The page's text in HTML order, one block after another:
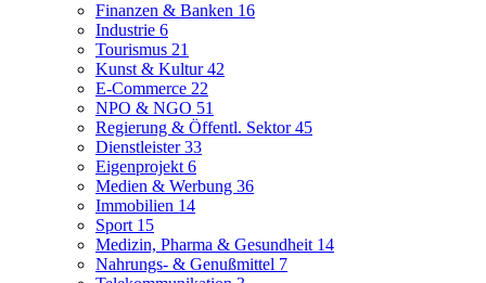
Finanzen & Banken 16
Industrie 6
Tourismus 21
Kunst & Kultur42
E-Commerce 22
NPO & NGO 51
Regierung & Öffentl. Sektor45
Dienstleister33
Eigenprojekt 6
Medien & Werbung 36
Immobilien 14
Sport 15
Medizin, Pharma & Gesundheit 14
Nahrungs- & Genußmittel 7